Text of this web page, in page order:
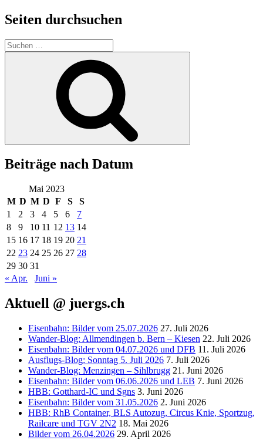
Seiten durchsuchen
Suchen
nach:
Beiträge nach Datum
Mai 2023
M D M D F S
S
1
2 3 4 5 6
7
8
9 10 11 12 13 14
15 16 17 18 19 20 21
22 23 24 25 26 27 28
29 30 31
« Apr.
Juni »
Aktuell @ juergs.ch
Eisenbahn: Bilder vom 25.07.2026 27. Juli 2026
Wander-Blog: Allmendingen b. Bern – Kiesen 22. Juli 2026
Eisenbahn: Bilder vom 04.07.2026 und DFB 11. Juli 2026
Ausflugs-Blog: Sonntag 5. Juli 2026 7. Juli 2026
Wander-Blog: Menzingen – Sihlbrugg 21. Juni 2026
Eisenbahn: Bilder vom 06.06.2026 und LEB 7. Juni 2026
HBB: Gotthard-IC und Sgns 3. Juni 2026
Eisenbahn: Bilder vom 31.05.2026 2. Juni 2026
HBB: RhB Container, BLS Autozug, Circus Knie, Sportzug,
Railcare und TGV 2N2 18. Mai 2026
Bilder vom 26.04.2026 29. April 2026